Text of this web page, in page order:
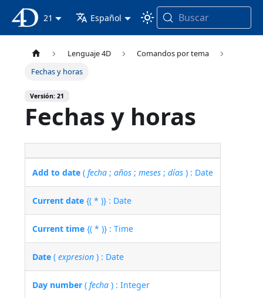
Documentación 4D
21 Español Buscar
Lenguaje 4D
Comandos por tema
Fechas y horas
Versión: 21
Fechas y horas
Add to date (fecha ;años ;meses ;días ) : Date
Current date {( * )} : Date
Current time {( * )} : Time
Date (expresion ) : Date
Day number (fecha ) : Integer